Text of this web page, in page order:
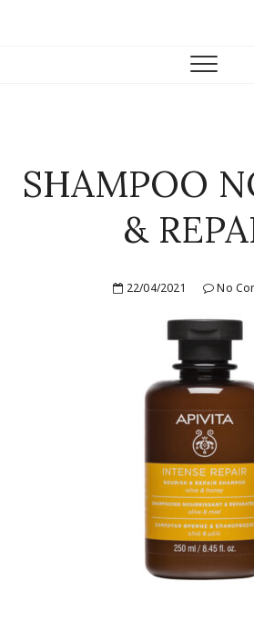
Farmacia
SHAMPOO
&
22/04/2021 No